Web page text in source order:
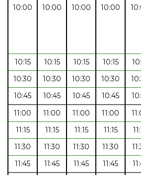
10:00
10:00 10:00 10:00
10:15 10:15 10:15 10:15
10:30
10:30 10:30 10:30
10:45
10:45 10:45 10:45
11:00
11:00 11:00 11:00
11:15
11:15 11:15 11:15
11:30
11:30 11:30 11:30
11:45
11:45 11:45 11:45